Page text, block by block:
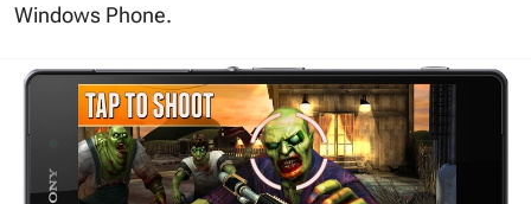
Windows Phone.